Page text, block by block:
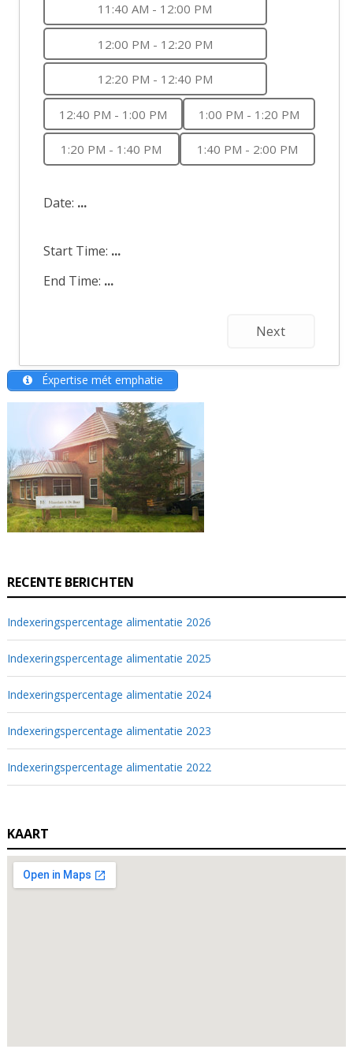
11:40 AM - 12:00 PM
12:00 PM - 12:20 PM
12:20 PM - 12:40 PM
12:40 PM - 1:00 PM 1:00 PM - 1:20 PM
1:20 PM - 1:40 PM 1:40 PM - 2:00 PM
Date: ...
Start Time: ...
End Time: ...
Next
Éxpertise mét emphatie
RECENTE BERICHTEN
Indexeringspercentage alimentatie 2026
Indexeringspercentage alimentatie 2025
Indexeringspercentage alimentatie 2024
Indexeringspercentage alimentatie 2023
Indexeringspercentage alimentatie 2022
KAART